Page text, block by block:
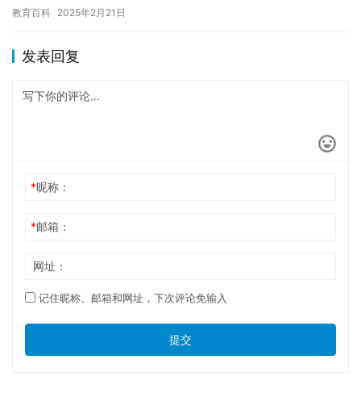
生。 …
教育百科 2025年2月21日
发表回复
*昵称：
*邮箱：
网址：
记住昵称、邮箱和网址，下次评论免输入
提交